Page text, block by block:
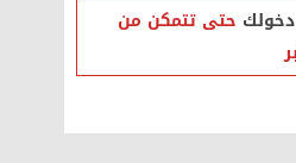
حتى تتمكن من